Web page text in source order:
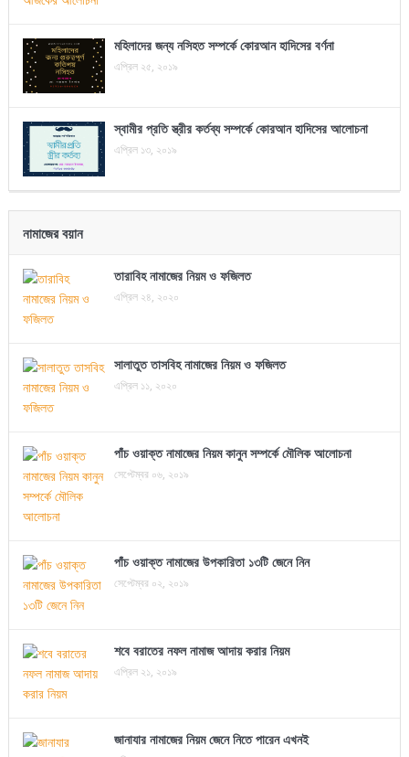
মহিলাদের জন্য নসিহত সম্পর্কে কোরআন হাদিসের বর্ণনা
এপ্রিল ২৫, ২০১৯
স্বামীর প্রতি স্ত্রীর কর্তব্য সম্পর্কে কোরআন হাদিসের আলোচনা
এপ্রিল ১৩, ২০১৯
নামাজের বয়ান
তারাবিহ নামাজের নিয়ম ও ফজিলত
এপ্রিল ২৪, ২০২০
সালাতুত তাসবিহ নামাজের নিয়ম ও ফজিলত
এপ্রিল ১১, ২০২০
পাঁচ ওয়াক্ত নামাজের নিয়ম কানুন সম্পর্কে মৌলিক আলোচনা
সেপ্টেম্বর ০৬, ২০১৯
পাঁচ ওয়াক্ত নামাজের উপকারিতা ১৩টি জেনে নিন
সেপ্টেম্বর ০২, ২০১৯
শবে বরাতের নফল নামাজ আদায় করার নিয়ম
এপ্রিল ২১, ২০১৯
জানাযার নামাজের নিয়ম জেনে নিতে পারেন এখনই